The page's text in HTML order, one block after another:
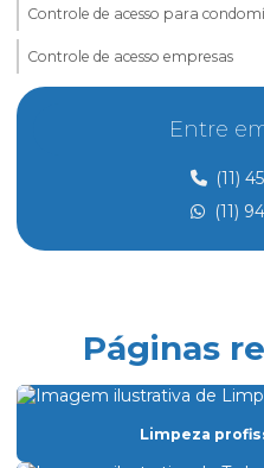
Controle de acesso para
Controle de acesso empresas
Controle de acesso e portaria
Controle de acesso preço
Controle de acesso de
Eletricista de manutenção predial
Empresa de dedetização
Empresa especializada em
Entre
(11)
(11)
Páginas
Limpeza